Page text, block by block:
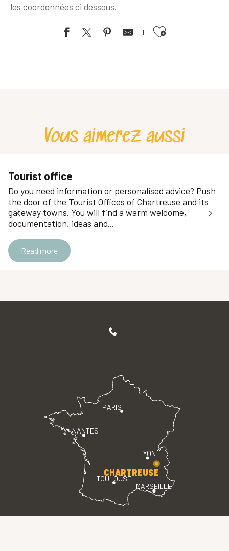
les coordonnées ci dessous.
Ajouter aux favoris
Atelier des Marmottes
Jardins et Château du Touvet
Espace ludique du Col de Marcieu
St Hilaire Downhill Ski Area
Au Pas de L'Alpette
Vous aimerez aussi
Tourist office
Do you need information or personalised advice? Push
the door of the Tourist Offices of Chartreuse and its
gateway towns. You will find a warm welcome,
documentation, ideas and...
Read more
PARIS
LYON
TOULOUSE
MARSEILLE
NANTES
CHARTREUSE